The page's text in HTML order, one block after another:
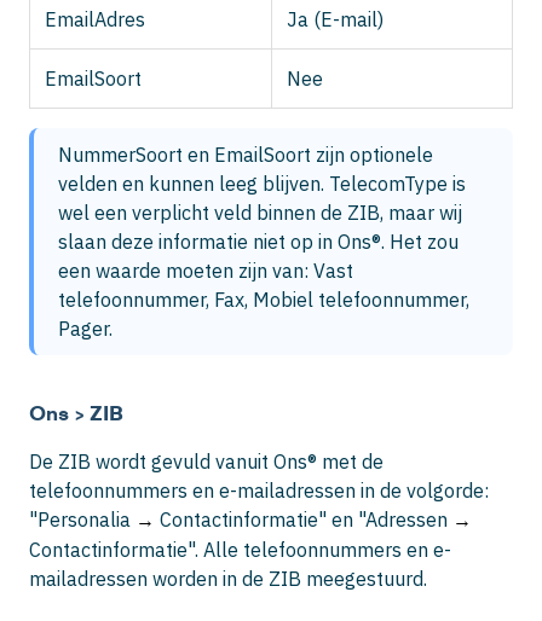
EmailAdres Ja (E-mail)
EmailSoort Nee
NummerSoort en EmailSoort zijn optionele
velden en kunnen leeg blijven. TelecomType is
wel een verplicht veld binnen de ZIB, maar wij
slaan deze informatie niet op in Ons®. Het zou
een waarde moeten zijn van: Vast
telefoonnummer, Fax, Mobiel telefoonnummer,
Pager.
Ons > ZIB
De ZIB wordt gevuld vanuit Ons® met de
telefoonnummers en e-mailadressen in de volgorde:
"Personalia → Contactinformatie" en "Adressen →
Contactinformatie". Alle telefoonnummers en e-
mailadressen worden in de ZIB meegestuurd.